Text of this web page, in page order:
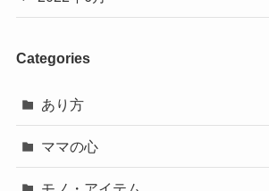
Categories
あり方
ママの心